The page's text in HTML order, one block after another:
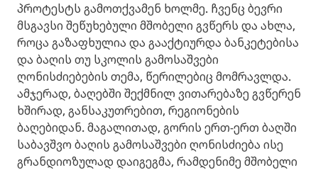
პროტესტს გამოთქვამენ ხოლმე. ჩვენც ბევრი
მსგავსი შეწუხებული მშობელი გვწერს და ახლა,
როცა გაზაფხულია და გააქტიურდა ბანკეტებისა
და ბაღის თუ სკოლის გამოსაშვები
ღონისძიებების თემა, წერილებიც მომრავლდა.
ამჯერად, ბაღებში შექმნილ ვითარებაზე გვწერენ
ხშირად, განსაკუთრებით, რეგიონების
ბაღებიდან. მაგალითად, გორის ერთ-ერთ ბაღში
საბავშვო ბაღის გამოსაშვები ღონისძიება ისე
გრანდიოზულად დაიგეგმა, რამდენიმე მშობელი